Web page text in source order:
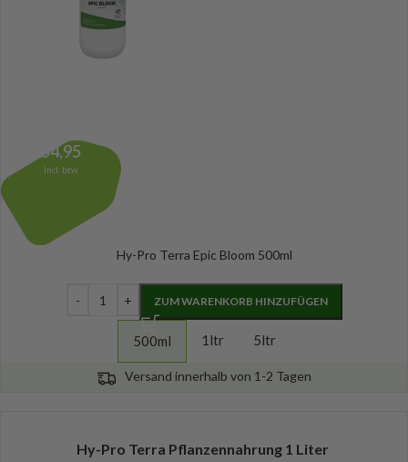
54,95
Incl. btw
Hy-Pro Terra Epic Bloom 500ml
ZUM WARENKORB HINZUFÜGEN
500ml 1ltr 5ltr
Versand innerhalb von 1-2 Tagen
Hy-Pro Terra Pflanzennahrung 1 Liter